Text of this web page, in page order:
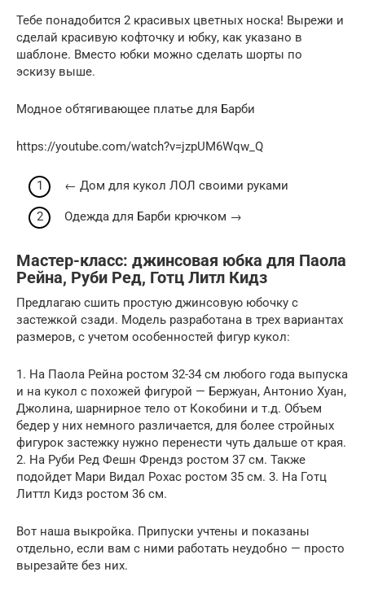
Тебе понадобится 2 красивых цветных носка! Вырежи и
сделай красивую кофточку и юбку, как указано в
шаблоне. Вместо юбки можно сделать шорты по
эскизу выше.
Модное обтягивающее платье для Барби
https://youtube.com/watch?v=jzpUM6Wqw_Q
← Дом для кукол ЛОЛ своими руками
Одежда для Барби крючком →
Мастер-класс: джинсовая юбка для Паола
Рейна, Руби Ред, Готц Литл Кидз
Предлагаю сшить простую джинсовую юбочку с
застежкой сзади. Модель разработана в трех вариантах
размеров, с учетом особенностей фигур кукол:
1. На Паола Рейна ростом 32-34 см любого года выпуска
и на кукол с похожей фигурой — Бержуан, Антонио Хуан,
Джолина, шарнирное тело от Кокобини и т.д. Объем
бедер у них немного различается, для более стройных
фигурок застежку нужно перенести чуть дальше от края.
2. На Руби Ред Фешн Френдз ростом 37 см. Также
подойдет Мари Видал Рохас ростом 35 см. 3. На Готц
Литтл Кидз ростом 36 см.
Вот наша выкройка. Припуски учтены и показаны
отдельно, если вам с ними работать неудобно — просто
вырезайте без них.